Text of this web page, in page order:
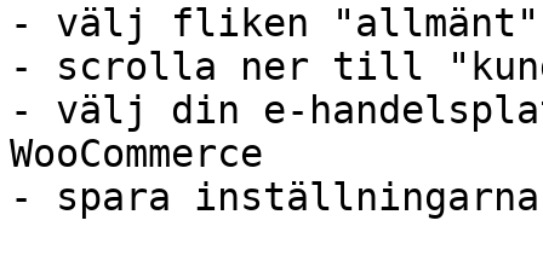
- välj fliken "allmänt"
- scrolla ner till
- välj din e-
WooCommerce
- spara inställningarna